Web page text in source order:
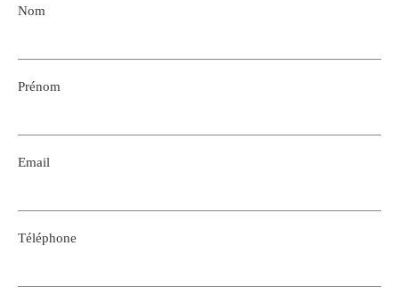
Nom
Prénom
Email
Téléphone